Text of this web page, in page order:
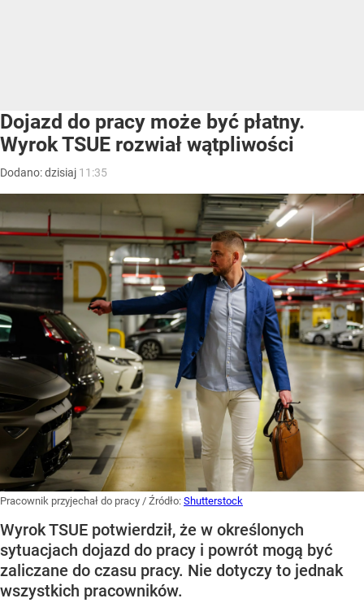
Dojazd do pracy może być płatny.
Wyrok TSUE rozwiał wątpliwości
Dodano:dzisiaj 11:35
Pracownik przyjechał do pracy / Źródło: Shutterstock
Wyrok TSUE potwierdził, że w określonych
sytuacjach dojazd do pracy i powrót mogą być
zaliczane do czasu pracy. Nie dotyczy to jednak
wszystkich pracowników.